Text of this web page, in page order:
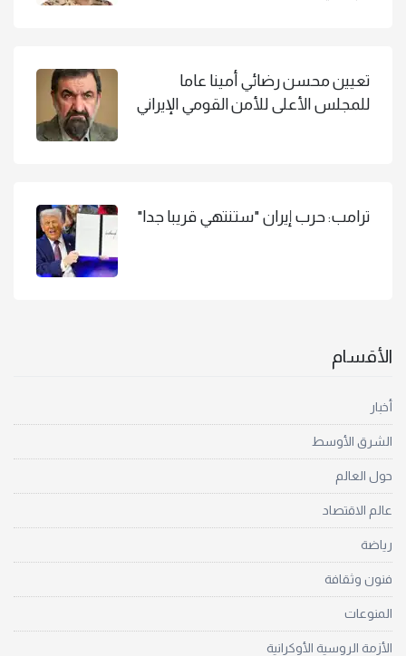
تعيين محسن رضائي أمينا عاما
للمجلس الأعلى للأمن القومي الإيراني
ترامب: حرب إيران "ستنتهي قريبا جدا"
الأقسام
أخبار
الشرق الأوسط
حول العالم
عالم الاقتصاد
رياضة
فنون وثقافة
المنوعات
الأزمة الروسية الأوكرانية